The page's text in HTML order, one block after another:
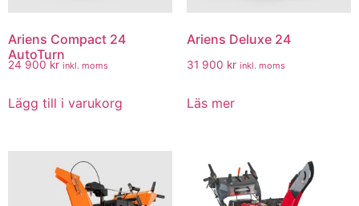
Ariens Compact 24
AutoTurn
24 900 kr inkl. moms
Lägg till i varukorg
Ariens Deluxe 24
31 900 kr inkl. moms
Läs mer